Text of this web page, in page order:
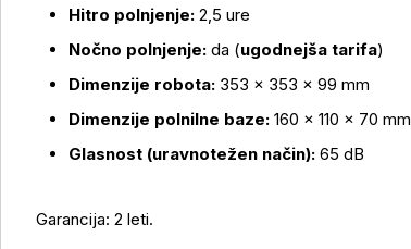
Hitro polnjenje: 2,5 ure
Nočno polnjenje: da (ugodnejša tarifa)
Dimenzije robota: 353 × 353 × 99 mm
Dimenzije polnilne baze: 160 × 110 × 70 mm
Glasnost (uravnotežen način): 65 dB
Garancija: 2 leti.